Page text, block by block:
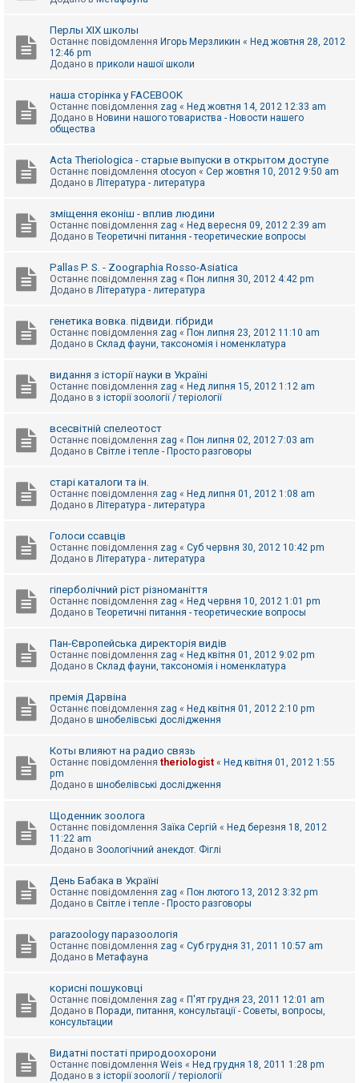
Перлы ХІХ школы
Останнє повідомлення Игорь Мерзликин « Нед жовтня 28, 2012
12:46 pm
Додано в приколи нашої школи
наша сторінка у FACEBOOK
Останнє повідомлення zag « Нед жовтня 14, 2012 12:33 am
Додано в Новини нашого товариства - Новости нашего
общества
Acta Theriologica - старые выпуски в открытом доступе
Останнє повідомлення otocyon « Сер жовтня 10, 2012 9:50 am
Додано в Література - литература
зміщення еконіш - вплив людини
Останнє повідомлення zag « Нед вересня 09, 2012 2:39 am
Додано в Теоретичні питання - теоретические вопросы
Pallas P. S. - Zoographia Rosso-Asiatica
Останнє повідомлення zag « Пон липня 30, 2012 4:42 pm
Додано в Література - литература
генетика вовка. підвиди. гібриди
Останнє повідомлення zag « Пон липня 23, 2012 11:10 am
Додано в Склад фауни, таксономія і номенклатура
видання з історії науки в Україні
Останнє повідомлення zag « Нед липня 15, 2012 1:12 am
Додано в з історії зоології / теріології
всесвітній спелеотост
Останнє повідомлення zag « Пон липня 02, 2012 7:03 am
Додано в Світле і тепле - Просто разговоры
старі каталоги та ін.
Останнє повідомлення zag « Нед липня 01, 2012 1:08 am
Додано в Література - литература
Голоси ссавців
Останнє повідомлення zag « Суб червня 30, 2012 10:42 pm
Додано в Література - литература
гіперболічний ріст різноманіття
Останнє повідомлення zag « Нед червня 10, 2012 1:01 pm
Додано в Теоретичні питання - теоретические вопросы
Пан-Європейська директорія видів
Останнє повідомлення zag « Нед квітня 01, 2012 9:02 pm
Додано в Склад фауни, таксономія і номенклатура
премія Дарвіна
Останнє повідомлення zag « Нед квітня 01, 2012 2:10 pm
Додано в шнобелівські дослідження
Коты влияют на радио связь
Останнє повідомлення theriologist « Нед квітня 01, 2012 1:55
pm
Додано в шнобелівські дослідження
Щоденник зоолога
Останнє повідомлення Заїка Сергій « Нед березня 18, 2012
11:22 am
Додано в Зоологічний анекдот. Фіглі
День Бабака в Україні
Останнє повідомлення zag « Пон лютого 13, 2012 3:32 pm
Додано в Світле і тепле - Просто разговоры
parazoology паразоологія
Останнє повідомлення zag « Суб грудня 31, 2011 10:57 am
Додано в Метафауна
корисні пошуковці
Останнє повідомлення zag « П'ят грудня 23, 2011 12:01 am
Додано в Поради, питання, консультації - Советы, вопросы,
консультации
Видатні постаті природоохорони
Останнє повідомлення Weis « Нед грудня 18, 2011 1:28 pm
Додано в з історії зоології / теріології